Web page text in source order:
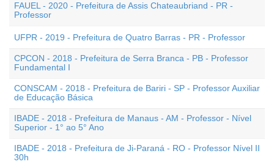
FAUEL - 2020 - Prefeitura de Assis Chateaubriand - PR -
Professor
UFPR - 2019 - Prefeitura de Quatro Barras - PR - Professor
CPCON - 2018 - Prefeitura de Serra Branca - PB - Professor
Fundamental I
CONSCAM - 2018 - Prefeitura de Bariri - SP - Professor Auxiliar
de Educação Básica
IBADE - 2018 - Prefeitura de Manaus - AM - Professor - Nível
Superior - 1° ao 5° Ano
IBADE - 2018 - Prefeitura de Ji-Paraná - RO - Professor Nível II
30h